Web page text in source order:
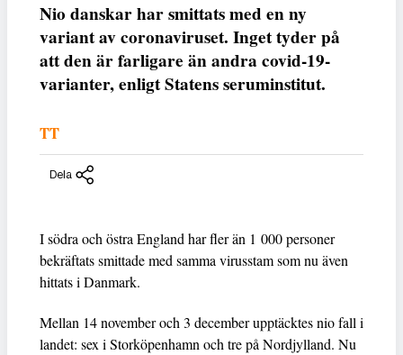
Nio danskar har smittats med en ny
variant av coronaviruset. Inget tyder på
att den är farligare än andra covid-19-
varianter, enligt Statens seruminstitut.
TT
Dela
I södra och östra England har fler än 1 000 personer
bekräftats smittade med samma virusstam som nu även
hittats i Danmark.
Mellan 14 november och 3 december upptäcktes nio fall i
landet: sex i Storköpenhamn och tre på Nordjylland. Nu